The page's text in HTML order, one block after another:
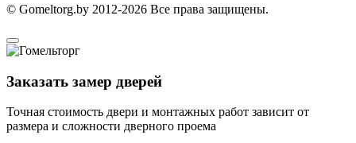
© Gomeltorg.by 2012-2026 Все права защищены.
Заказать замер дверей
Точная стоимость двери и монтажных работ зависит от
размера и сложности дверного проема